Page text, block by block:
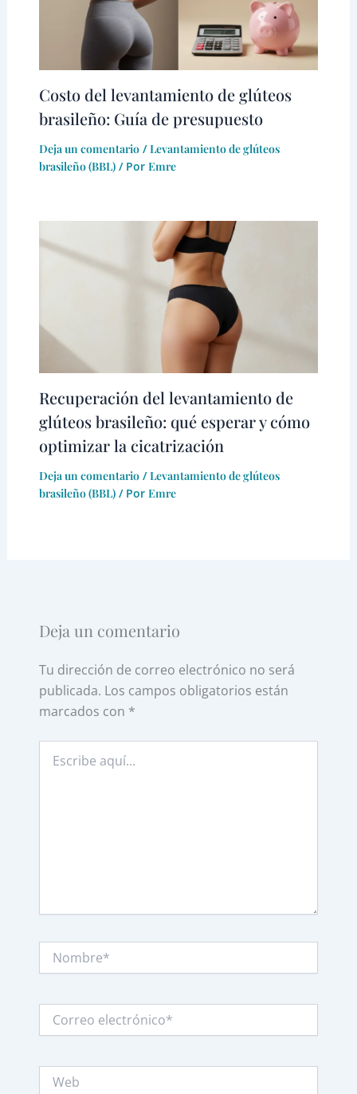
Costo del levantamiento de glúteos
brasileño: Guía de presupuesto
Deja un comentario /Levantamiento de glúteos
brasileño (BBL)/ Por Emre
Recuperación del levantamiento de
glúteos brasileño: qué esperar y cómo
optimizar la cicatrización
Deja un comentario /Levantamiento de glúteos
brasileño (BBL)/ Por Emre
Deja un comentario
Tu dirección de correo electrónico no será
publicada. Los campos obligatorios están
marcados con *
aquí...
Nombre*
electrónico*